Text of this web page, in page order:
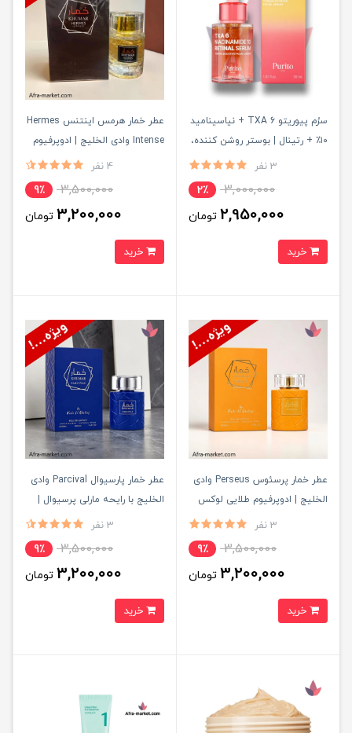
سرُم پیوریتو TXA 6 + نیاسینامید
۱۰٪ + رتینال | بوستر روشن کننده،
ضد لک و جوانساز پوست
3 نفر
3,000,000 2٪
2,950,000 تومان
عطر خمار هرمس اینتنس Hermes
Intense وادی الخلیج | ادوپرفیوم
مشکی لوکس ۱۰۰ میل ماندگار
4 نفر
3,500,000 9٪
3,200,000 تومان
عطر خمار پرسئوس Perseus وادی
الخلیج | ادوپرفیوم طلایی لوکس
3 نفر
3,500,000 9٪
3,200,000 تومان
عطر خمار پارسیوال Parcival وادی
الخلیج با رایحه مارلی پرسیوال |
ادوپرفیوم آبی لوکس ۱۰۰ میل
3 نفر
3,500,000 9٪
3,200,000 تومان